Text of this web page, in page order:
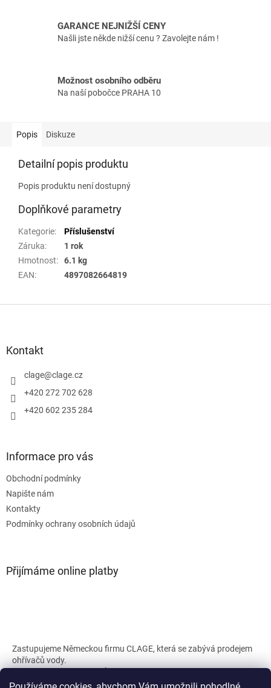
GARANCE NEJNIŽŠÍ CENY
Našli jste někde nižší cenu ? Zavolejte nám !
Možnost osobního odběru
Na naší pobočce PRAHA 10
Popis Diskuze
Detailní popis produktu
Popis produktu není dostupný
Doplňkové parametry
Kategorie:
Příslušenství
Záruka:
1 rok
Hmotnost:
6.1 kg
EAN: 4897082664819
Kontakt
clage@clage.cz
+420 272 702 628
+420 602 235 284
Informace pro vás
Obchodní podmínky
Napište nám
Kontakty
Podmínky ochrany osobních údajů
Přijímáme online platby
Zastupujeme Německou firmu CLAGE, která se zabývá prodejem
ohřívačů vody.
Náš web a shop s průtokovými ohřívači CLAGE :
clage.cz
clageshop.cz